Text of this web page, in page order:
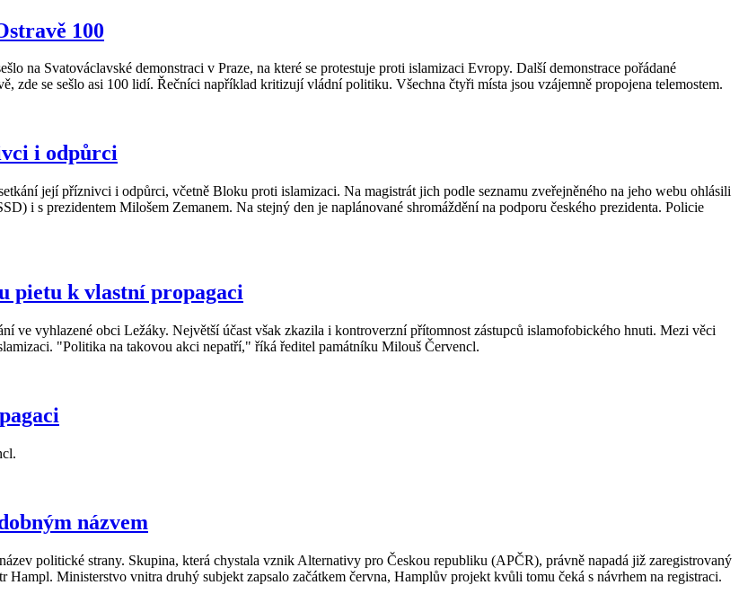
100
na Svatováclavské demonstraci v Praze, na které se protestuje proti islamizaci Evropy. Další demonstrace pořádané
se sešlo asi 100 lidí. Řečníci například kritizují vládní politiku. Všechna čtyři místa jsou vzájemně propojena telemostem.
i odpůrci
její příznivci i odpůrci, včetně Bloku proti islamizaci. Na magistrát jich podle seznamu zveřejněného na jeho webu ohlásili
i s prezidentem Milošem Zemanem. Na stejný den je naplánované shromáždění na podporu českého prezidenta. Policie
pietu k vlastní propagaci
ve vyhlazené obci Ležáky. Největší účast však zkazila i kontroverzní přítomnost zástupců islamofobického hnuti. Mezi věci
"Politika na takovou akci nepatří," říká ředitel památníku Milouš Červencl.
názvem
politické strany. Skupina, která chystala vznik Alternativy pro Českou republiku (APČR), právně napadá již zaregistrovaný
Ministerstvo vnitra druhý subjekt zapsalo začátkem června, Hamplův projekt kvůli tomu čeká s návrhem na registraci.